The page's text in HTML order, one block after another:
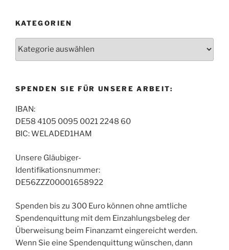
KATEGORIEN
SPENDEN SIE FÜR UNSERE ARBEIT:
IBAN:
DE58 4105 0095 0021 2248 60
BIC: WELADED1HAM
Unsere Gläubiger-
Identifikationsnummer:
DE56ZZZ00001658922
Spenden bis zu 300 Euro können ohne amtliche
Spendenquittung mit dem Einzahlungsbeleg der
Überweisung beim Finanzamt eingereicht werden.
Wenn Sie eine Spendenquittung wünschen, dann